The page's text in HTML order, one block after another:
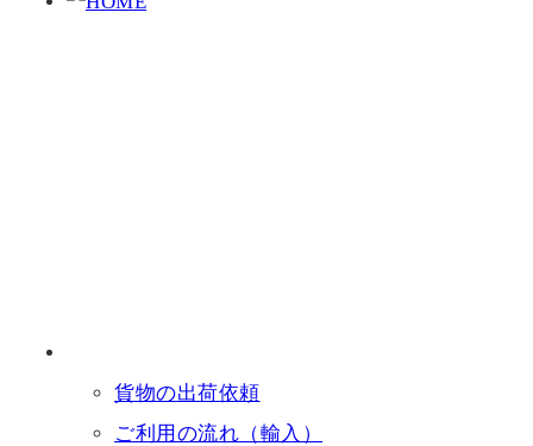
貨物の出荷依頼
ご利用の流れ（輸入）